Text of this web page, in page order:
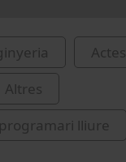
Actes
Altres
programari lliure